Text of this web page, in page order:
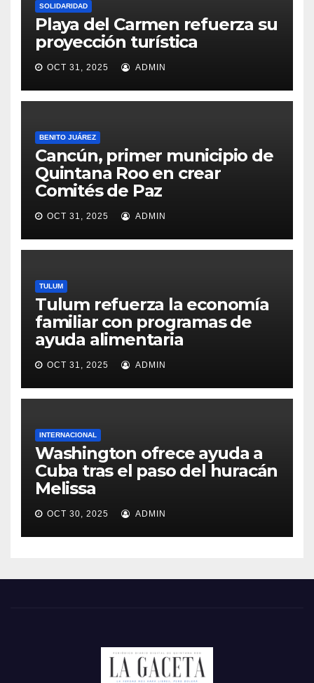
SOLIDARIDAD
Playa del Carmen refuerza su
proyección turística
OCT 31, 2025 ADMIN
BENITO JUÁREZ
Cancún, primer municipio de
Quintana Roo en crear
Comités de Paz
OCT 31, 2025 ADMIN
TULUM
Tulum refuerza la economía
familiar con programas de
ayuda alimentaria
OCT 31, 2025 ADMIN
INTERNACIONAL
Washington ofrece ayuda a
Cuba tras el paso del huracán
Melissa
OCT 30, 2025 ADMIN